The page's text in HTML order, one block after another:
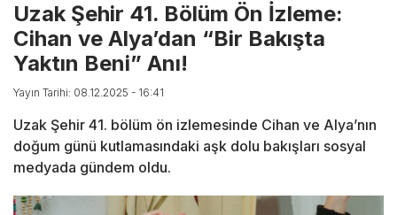
Uzak Şehir 41. Bölüm Ön İzleme:
Cihan ve Alya’dan “Bir Bakışta
Yaktın Beni” Anı!
Yayın Tarihi: 08.12.2025 - 16:41
Uzak Şehir 41. bölüm ön izlemesinde Cihan ve Alya’nın
doğum günü kutlamasındaki aşk dolu bakışları sosyal
medyada gündem oldu.